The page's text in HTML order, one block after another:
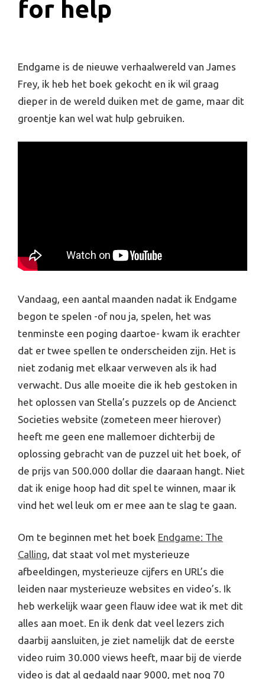
for help
Endgame is de nieuwe verhaalwereld van James
Frey, ik heb het boek gekocht en ik wil graag
dieper in de wereld duiken met de game, maar dit
groentje kan wel wat hulp gebruiken.
Vandaag, een aantal maanden nadat ik Endgame
begon te spelen -of nou ja, spelen, het was
tenminste een poging daartoe- kwam ik erachter
dat er twee spellen te onderscheiden zijn. Het is
niet zodanig met elkaar verweven als ik had
verwacht. Dus alle moeite die ik heb gestoken in
het oplossen van Stella’s puzzels op de Ancienct
Societies website (zometeen meer hierover)
heeft me geen ene mallemoer dichterbij de
oplossing gebracht van de puzzel uit het boek, of
de prijs van 500.000 dollar die daaraan hangt. Niet
dat ik enige hoop had dit spel te winnen, maar ik
vind het wel leuk om er mee aan te slag te gaan.
Om te beginnen met het boek Endgame: The
Calling , dat staat vol met mysterieuze
afbeeldingen, mysterieuze cijfers en URL’s die
leiden naar mysterieuze websites en video’s. Ik
heb werkelijk waar geen flauw idee wat ik met dit
alles aan moet. En ik denk dat veel lezers zich
daarbij aansluiten, je ziet namelijk dat de eerste
video ruim 30.000 views heeft, maar bij de vierde
video is dat al gedaald naar 9000, met nog 70